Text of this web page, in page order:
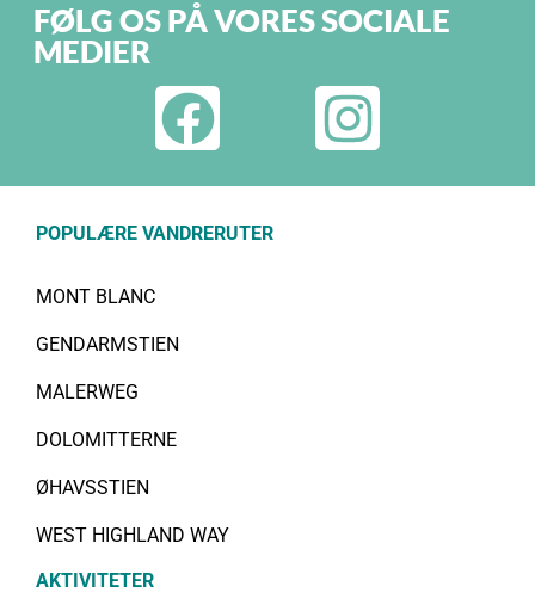
FØLG OS PÅ VORES SOCIALE
MEDIER
POPULÆRE VANDRERUTER
MONT BLANC
GENDARMSTIEN
MALERWEG
DOLOMITTERNE
ØHAVSSTIEN
WEST HIGHLAND WAY
AKTIVITETER